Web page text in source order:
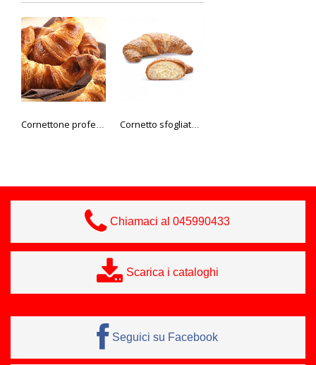
Cornettone professional 50 pz 85 gr Cornetto sfogliato vuoto 80 gr.
Chiamaci al 045990433
Scarica i cataloghi
Seguici su Facebook